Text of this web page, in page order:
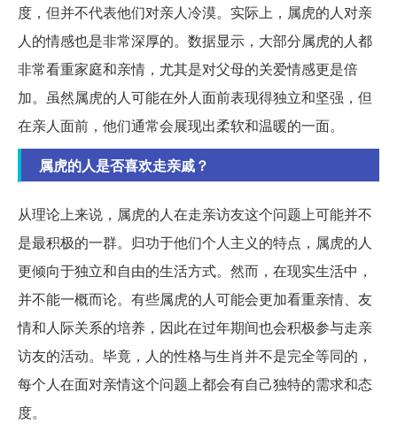
度，但并不代表他们对亲人冷漠。实际上，属虎的人对亲
人的情感也是非常深厚的。数据显示，大部分属虎的人都
非常看重家庭和亲情，尤其是对父母的关爱情感更是倍
加。虽然属虎的人可能在外人面前表现得独立和坚强，但
在亲人面前，他们通常会展现出柔软和温暖的一面。
属虎的人是否喜欢走亲戚？
从理论上来说，属虎的人在走亲访友这个问题上可能并不
是最积极的一群。归功于他们个人主义的特点，属虎的人
更倾向于独立和自由的生活方式。然而，在现实生活中，
并不能一概而论。有些属虎的人可能会更加看重亲情、友
情和人际关系的培养，因此在过年期间也会积极参与走亲
访友的活动。毕竟，人的性格与生肖并不是完全等同的，
每个人在面对亲情这个问题上都会有自己独特的需求和态
度。